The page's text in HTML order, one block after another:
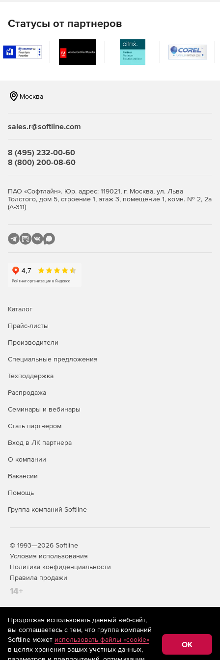
Domain, DHX, Rainmaker, Encore Hollywood, Blizzard
Entertainment, FX3X, Original Force, Doodle Pictures Studio,
Jim Henson's Creature Shop, Guru Studio, Magnetic Dreams,
Muse VFX, Glassworks, MediaMonks, Hammerhead
Статусы от партнеров
Москва
sales.r@softline.com
8 (495) 232-00-60
8 (800) 200-08-60
ПАО «Софтлайн». Юр. адрес: 119021, г. Москва, ул. Льва
Толстого, дом 5, строение 1, этаж 3, помещение 1, комн. № 2, 2а
(А-311)
Каталог
Прайс-листы
Производители
Специальные предложения
Техподдержка
Распродажа
Семинары и вебинары
Стать партнером
Вход в ЛК партнера
О компании
Вакансии
Помощь
Группа компаний Softline
© 1993—2026 Softline
Условия использования
Политика конфиденциальности
Правила продажи
14+
На информационном ресурсе store.softline.ru применяются
рекомендательные технологии(информационные технологии
предоставления информации на основе сбора,
систематизации и анализа сведений, относящихся к
предпочтениям пользователей сети «Интернет»,
Продолжая использовать данный веб-сайт,
вы соглашаетесь с тем, что группа компаний
Softline может использовать файлы «cookie»
в целях хранения ваших учетных данных,
OK